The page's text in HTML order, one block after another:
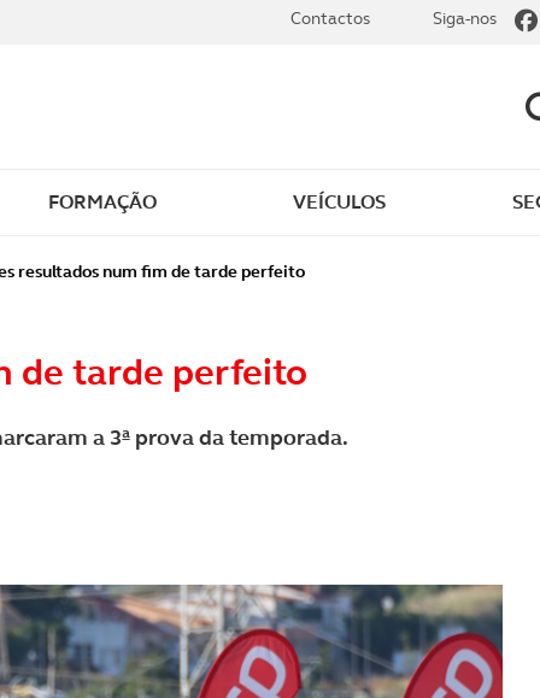
Revista ACP Edição
FORMAÇÃO VEÍCULOS
Contactos Siga-nos
resultados num fim de tarde perfeito
de tarde perfeito
a 3ª prova da temporada.